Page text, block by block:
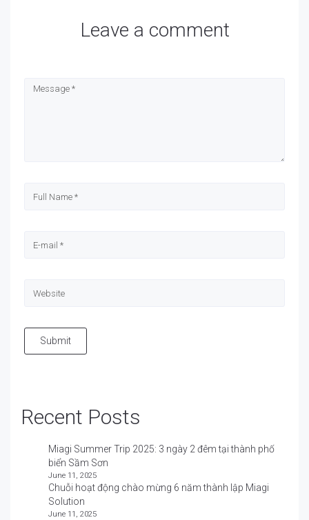
Leave a comment
Submit
Recent Posts
Miagi Summer Trip 2025: 3 ngày 2 đêm tại thành phố
biển Sầm Sơn
June 11, 2025
Chuỗi hoạt động chào mừng 6 năm thành lập Miagi
Solution
June 11, 2025